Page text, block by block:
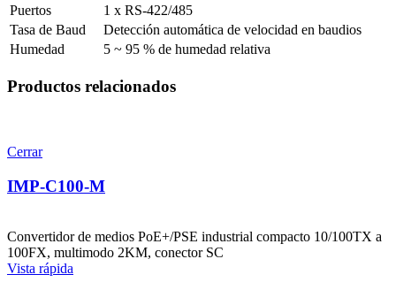
Puertos
1 x RS-422/485
Tasa de Baud
Detección automática de velocidad en baudios
Humedad
5 ~ 95 % de humedad relativa
Productos relacionados
Cerrar
IMP-C100-M
Convertidor de medios PoE+/PSE industrial compacto 10/100TX a
100FX, multimodo 2KM, conector SC
Vista rápida